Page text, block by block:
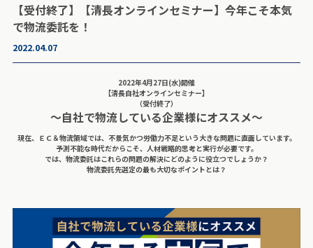
【受付終了】【清長オンラインセミナー】今年こそ本気
で物流委託を！
2022.04.07
2022年4月27日(水)開催
【清長自社オンラインセミナー】
（受付終了）
〜自社で物流している企業様にオススメ〜
現在、ＥＣ＆物流領域では、不景気かつ労働力不足という大きな問題に直面しています。
予測不能な時代だからこそ、人材戦略的思考と実行が必要です。
では、物流委託はこれらの問題の解決にどのように役立つでしょうか？
物流委託先選定の最も大切なポイントとは？